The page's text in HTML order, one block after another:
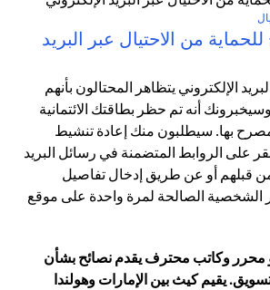
من الاحتيال عبر البريد
الإلكتروني يتظاهر المحتالون بأنهم
أنه تم حظر بطاقتك الائتمانية
بها. سيطلبون منك إعادة تنشيط
على الروابط المتضمنة في رسائل البريد
من قبلهم أو عن طريق إدخال تفاصيل
الشخصية الصالحة لمرة واحدة على موقع
محرر وكاتب محترف يقدم نصائح بشأن
يقيم كيث بين الإمارات وهولندا